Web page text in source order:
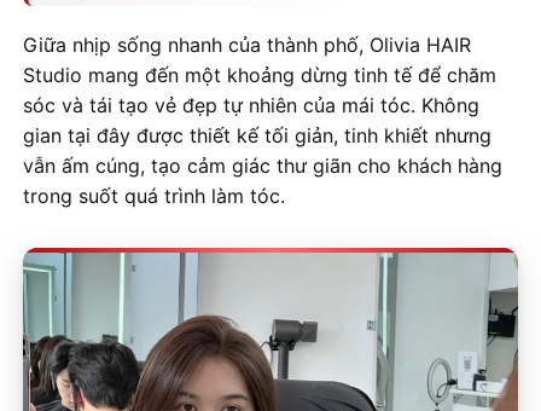
Giữa nhịp sống nhanh của thành phố, Olivia HAIR
Studio mang đến một khoảng dừng tinh tế để chăm
sóc và tái tạo vẻ đẹp tự nhiên của mái tóc. Không
gian tại đây được thiết kế tối giản, tinh khiết nhưng
vẫn ấm cúng, tạo cảm giác thư giãn cho khách hàng
trong suốt quá trình làm tóc.